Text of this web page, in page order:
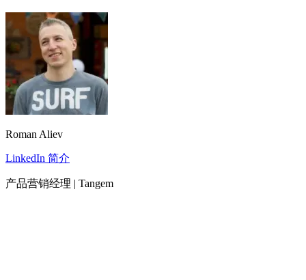
Roman Aliev
LinkedIn 简介
产品营销经理 | Tangem